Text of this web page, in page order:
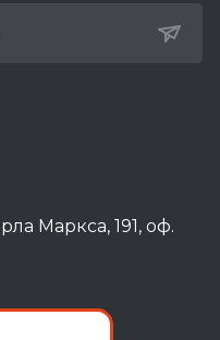
Маркса, 191, оф.